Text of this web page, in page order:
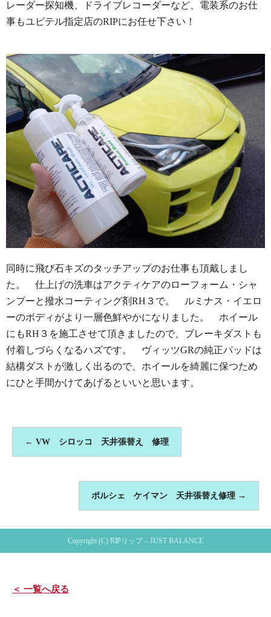
レーダー探知機、ドライブレコーダーなど、電装系のお仕
事もユピテル指定店のRIPにお任せ下さい！
同時に飛び石キズのタッチアップのお仕事も頂戴しまし
た。 仕上げの洗車はアクティケアのローフォーム・シャ
ンプーと撥水コーティング剤RH３で。 ルミナス・イエロ
ーのボディがより一層色鮮やかになりました。 ホイール
にもRH３を施工させて頂きましたので、ブレーキダストも
付着しづらくなるハズです。 ヴィッツGRの純正パッドは
結構ダストが激しく出るので、ホイールを綺麗に保つため
にひと手間かけてあげるといいと思います。
← VW シロッコ 天井張替え 修理
ポルシェ ケイマン 天井張替え修理 →
Copyright (C) RIPリップ – JUST BALANCE
＜ 一覧へ戻る